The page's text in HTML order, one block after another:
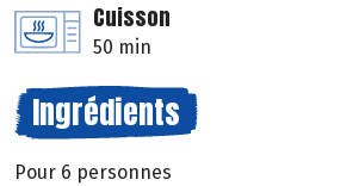
Cuisson
50 min
Ingrédients
Pour 6 personnes